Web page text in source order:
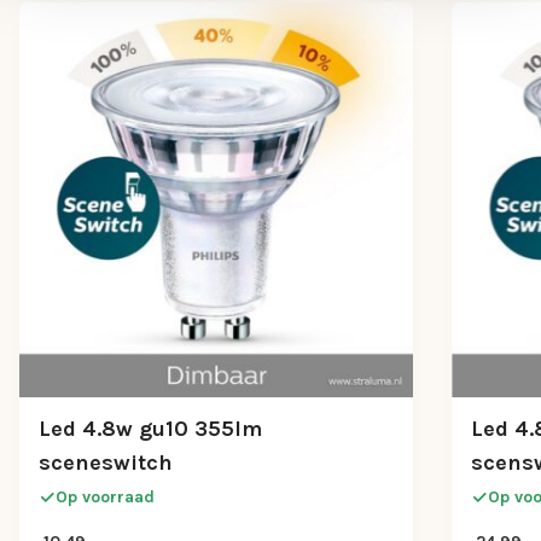
Led 4.8w gu10 355lm
sceneswitch
Op voorraad
Led
Op